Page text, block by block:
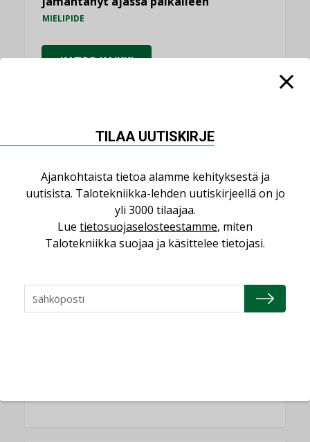
MIELIPIDE
KATSO KAIKKI
NIMITYKSET
Consti
Refair
NIMITYKSET
NIMITYKSET
TILAA UUTISKIRJE
Ajankohtaista tietoa alamme kehityksestä ja
uutisista. Talotekniikka-lehden uutiskirjeellä on jo
yli 3000 tilaajaa.
Lue tietosuojaselosteestamme, miten
Talotekniikka suojaa ja käsittelee tietojasi.